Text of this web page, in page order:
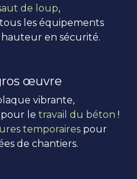
de loup,
les équipements
en sécurité.
œuvre
vibrante,
le travail du béton !
temporaires pour
de chantiers.